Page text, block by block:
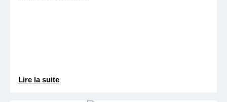
Lire la suite